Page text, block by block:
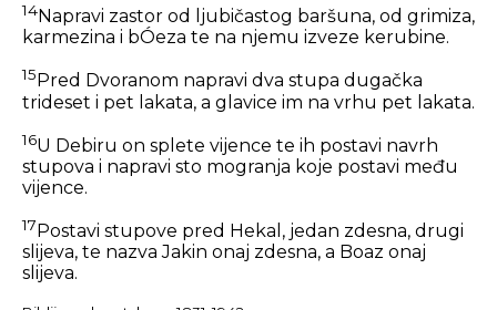
14Napravi zastor od ljubičastog baršuna, od grimiza,
karmezina i bÓeza te na njemu izveze kerubine.
15 Pred Dvoranom napravi dva stupa dugačka
trideset i pet lakata, a glavice im na vrhu pet lakata.
16U Debiru on splete vijence te ih postavi navrh
stupova i napravi sto mogranja koje postavi među
vijence.
17 Postavi stupove pred Hekal, jedan zdesna, drugi
slijeva, te nazva Jakin onaj zdesna, a Boaz onaj
slijeva.